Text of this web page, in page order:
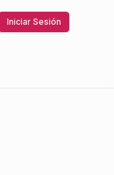
Iniciar Sesión